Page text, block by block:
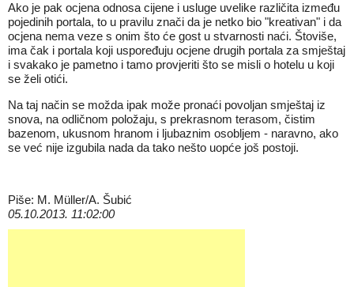
Ako je pak ocjena odnosa cijene i usluge uvelike različita između
pojedinih portala, to u pravilu znači da je netko bio "kreativan" i da
ocjena nema veze s onim što će gost u stvarnosti naći. Štoviše,
ima čak i portala koji uspoređuju ocjene drugih portala za smještaj
i svakako je pametno i tamo provjeriti što se misli o hotelu u koji
se želi otići.
Na taj način se možda ipak može pronaći povoljan smještaj iz
snova, na odličnom položaju, s prekrasnom terasom, čistim
bazenom, ukusnom hranom i ljubaznim osobljem - naravno, ako
se već nije izgubila nada da tako nešto uopće još postoji.
Piše: M. Müller/A. Šubić
05.10.2013. 11:02:00